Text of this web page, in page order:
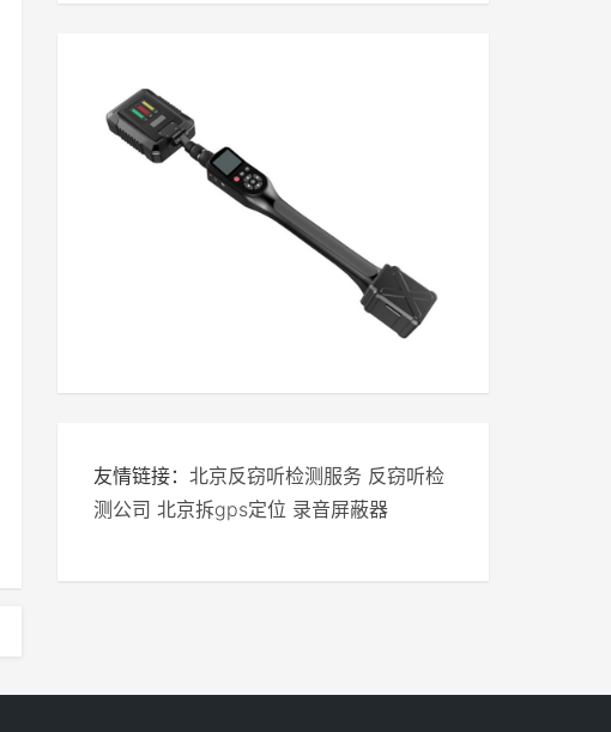
友情链接： 北京反窃听检测服务 反窃听检
测公司 北京拆gps定位 录音屏蔽器